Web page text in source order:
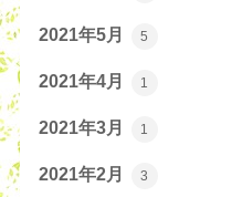
2021年5月 5
2021年4月 1
2021年3月 1
2021年2月 3